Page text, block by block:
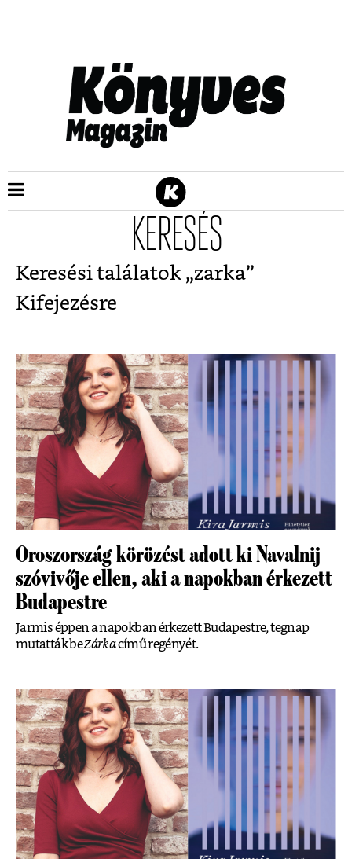
KERESÉS
Keresési találatok „zarka”
Kifejezésre
Oroszország körözést adott ki Navalnij
szóvivője ellen, aki a napokban érkezett
Budapestre
Jarmis éppen a napokban érkezett Budapestre, tegnap
mutatták beZárkacímű regényét.